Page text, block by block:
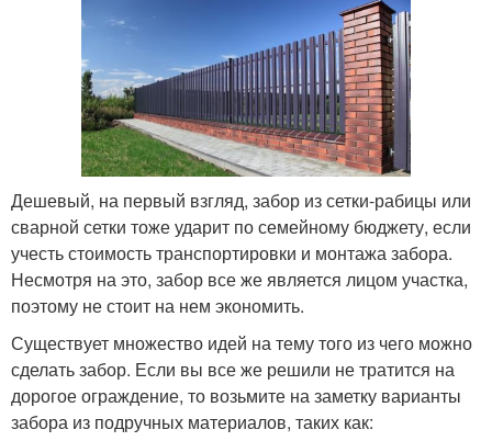
Дешевый, на первый взгляд, забор из сетки-рабицы или
сварной сетки тоже ударит по семейному бюджету, если
учесть стоимость транспортировки и монтажа забора.
Несмотря на это, забор все же является лицом участка,
поэтому не стоит на нем экономить.
Существует множество идей на тему того из чего можно
сделать забор. Если вы все же решили не тратится на
дорогое ограждение, то возьмите на заметку варианты
забора из подручных материалов, таких как: